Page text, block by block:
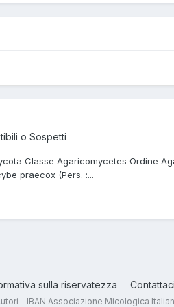
o Sospetti
Classe Agaricomycetes Ordine
praecox (Pers. :...
sulla riservatezza Contattaci
– IBAN Associazione Micologica